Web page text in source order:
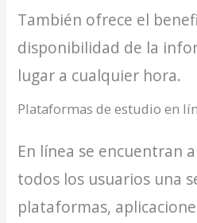
También ofrece el
disponibilidad de la
lugar a cualquier hora.
Plataformas de estudio en
En línea se encuentran
todos los usuarios una
plataformas,